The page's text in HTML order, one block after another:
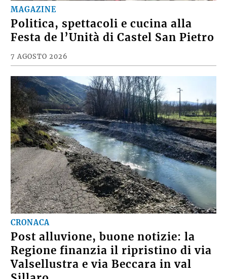
MAGAZINE
Politica, spettacoli e cucina alla
Festa de l’Unità di Castel San Pietro
7 AGOSTO 2026
CRONACA
Post alluvione, buone notizie: la
Regione finanzia il ripristino di via
Valsellustra e via Beccara in val